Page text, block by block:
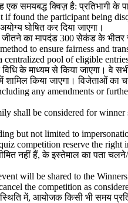
समयबद्ध क्विज़ है: प्रतिभागी के
found the participant being
घोषित कर दिया जाएगा।
का मापदंड 300 सेकंड के भीतर
to ensure fairness and
pool of eligible
के माध्यम से किया जाएगा। वे
शामिल किया जाएगा। विजेताओं
any amendments or further
shall be considered for
but not limited to
competition reserve the
नहीं हैं, के इस्तेमाल का पता
will be shared to the
the competition as
में, आयोजक किसी भी समय